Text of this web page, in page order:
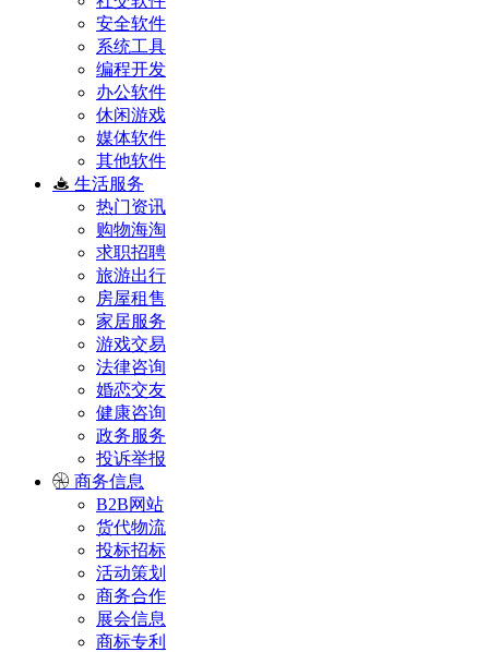
安全软件
系统工具
编程开发
办公软件
休闲游戏
媒体软件
其他软件
生活服务
热门资讯
购物海淘
求职招聘
旅游出行
房屋租售
家居服务
游戏交易
法律咨询
婚恋交友
健康咨询
政务服务
投诉举报
商务信息
B2B网站
货代物流
投标招标
活动策划
商务合作
展会信息
商标专利